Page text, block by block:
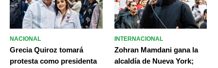
NACIONAL
Grecia Quiroz tomará
protesta como presidenta
INTERNACIONAL
Zohran Mamdani gana la
alcaldía de Nueva York;